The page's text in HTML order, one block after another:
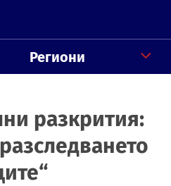
Региони
разкрития: